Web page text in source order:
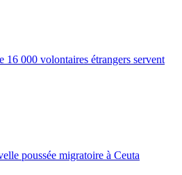
16 000 volontaires étrangers servent
poussée migratoire à Ceuta